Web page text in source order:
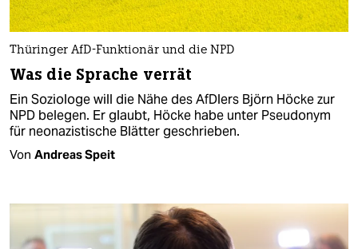
Thüringer AfD-Funktionär und die NPD
Was die Sprache verrät
Ein Soziologe will die Nähe des AfDlers Björn Höcke zur
NPD belegen. Er glaubt, Höcke habe unter Pseudonym
für neonazistische Blätter geschrieben.
Von Andreas Speit